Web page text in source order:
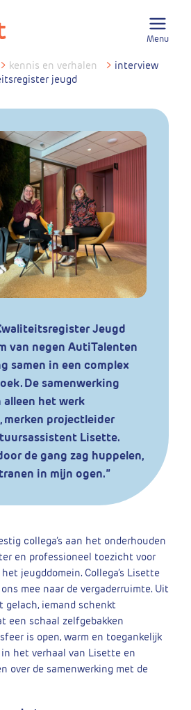
Menu
> kennis en verhalen > interview
jeugd
Jeugd
van negen AutiTalenten
samen in een complex
De samenwerking
alleen het werk
merken projectleider
Lisette.
de gang zag huppelen,
in mijn ogen.”
collega’s aan het onderhouden
en professioneel toezicht voor
jeugddomein. Collega’s Lisette
mee naar de vergaderruimte. Uit
gelach, iemand schenkt
een schaal zelfgebakken
is open, warm en toegankelijk
het verhaal van Lisette en
over de samenwerking met de